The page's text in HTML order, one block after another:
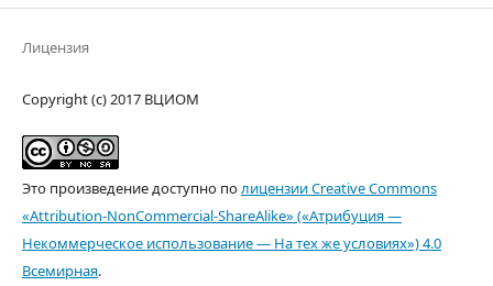
Лицензия
Copyright (c) 2017 ВЦИОМ
Это произведение доступно по лицензии Creative Commons
«Attribution-NonCommercial-ShareAlike» («Атрибуция —
Некоммерческое использование — На тех же условиях») 4.0
Всемирная.